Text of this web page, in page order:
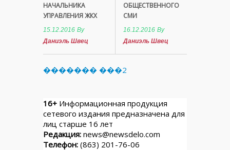
НАЧАЛЬНИКА
УПРАВЛЕНИЯ ЖКХ
15.12.2016 By
Даниэль Швец
ОБЩЕСТВЕННОГО
СМИ
16.12.2016 By
Даниэль Швец
������� ���2
16+ Информационная продукция
сетевого издания предназначена для
лиц старше 16 лет
Редакция: news@newsdelo.com
Телефон: (863) 201-76-06